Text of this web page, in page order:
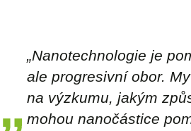
„Nanotechnologie je
ale progresivní obor.
na výzkumu, jakým
mohou nanočástice